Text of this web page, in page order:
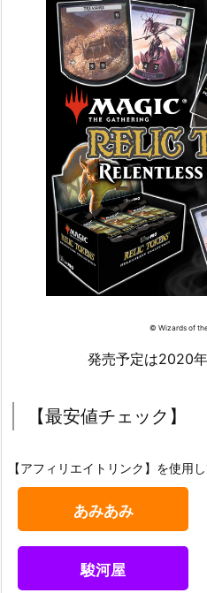
© Wizards of
発売予定は2020年
【最安値チェック】
【アフィリエイトリンク】を使用
あみあみ
駿河屋